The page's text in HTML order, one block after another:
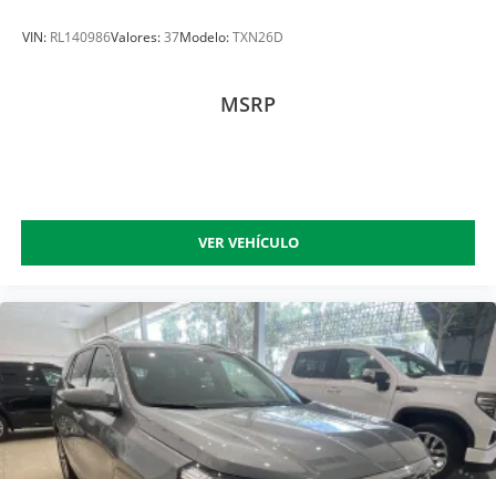
VIN: RL140986Valores:37Modelo:TXN26D
MSRP
VER VEHÍCULO